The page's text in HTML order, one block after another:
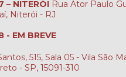
– NITERÓI Rua Ator Paulo
Niterói - RJ
- EM BREVE
515, Sala 05 - Vila São
- SP, 15091-310